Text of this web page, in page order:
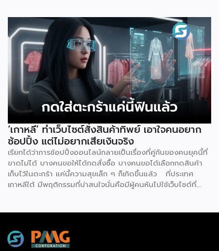
แปลกใหม่ด้วยการใช้หุ่นยนต์ฮิวมานอยด์เพียงตัวเดียวเป็นผู้
ควบคุมทุกอย่าง ซึ่งร้านแห่งนี้ตั้งอยู่ริมน้ำหงฮอม เปิดให้บริการ
ตลอด 24 ชั่วโมง แน่นอนว่าความพิเศษอยู่ที่การบริหารจัดการ
โดย “Xiao Gai” หุ่นยนต์ที่ถูกสร้างจากบริษัท Galbot ซึ่งเป็น
บริษัทด้านปัญญาประดิษฐ์ (AI) และหุ่นยนต์ในปักกิ่ง ด้วยความ
สูง 5 ฟุต 6 นิ้ว จึงทำหน้าที่ได้อย่างหลากหลาย ไม่ว่าจะเป็น การ
จัดเรียงสินค้าบนชั้นวาง, หยิบสินค้า และให้บริการลูกค้าเรื่องของ
การชำระเงิน ตามรายงานของ Galbot ระบุว่า “Xiao Gai”
สามารถสนทนากับลูกค้า, พูดคุยได้หลายภาษา, จำหน่ายสินค้าทุก
อย่าง ตั้งแต่ขนมขบเคี้ยวไปจนถึงยาที่หาซื้อได้ทั่วไป โดยความ
แปลกใหม่ของร้านค้าแห่งนี้คาดการณ์ว่าจะช่วยเพิ่มจำนวนผู้คน
สัญจรไป-มาในพื้นที่มากถึง 40% พร้อมกับตั้งเป้าวางแผนที่จะ
เปิดร้านค้าขนาดเล็กที่บริหารจัดการด้วยหุ่นยนต์อีก 100 แห่ง ใน
[…]
‘เกาหลี’ ทำเว็บไซต์สั่งสินค้าทิพย์ เอาใจคนอยาก
ช้อปปิ้ง แต่ไม่อยากเสียเงินจริง
เรียกได้ว่าการช้อปปิ้งออนไลน์กลายเป็นเรื่องที่คู่กันของคนยุคนี้ที่
ขาดไม่ได้ บางคนขอให้ได้กดสั่งซื้อ บางคนขอได้เลือกกดสินค้า
เก็บไว้ในตะกร้า แค่นี้ความสุขเล็ก ๆ ก็เกิดขึ้นแล้ว ที่ประเทศ
เกาหลีใต้ มีพฤติกรรมที่น่าสนใจนั่นคือมีผู้คนหันไปใช้เว็บไซต์ที่
ที่พัฒนามากที่สุดเช่นกัน แม้ว่าตัวเลขการค้าออนไลน์ยังคง